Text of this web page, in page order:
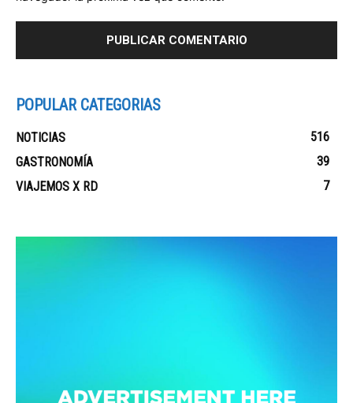
POPULAR CATEGORIAS
NOTICIAS
516
GASTRONOMÍA
39
VIAJEMOS X RD
7